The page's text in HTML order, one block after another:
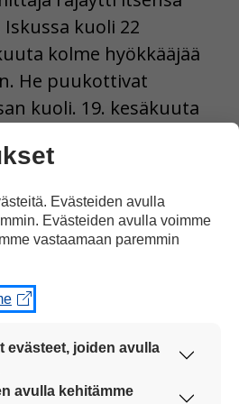
kuoli 22
kolme hyökkääjää
He puukottivat
kuoli. 19. kesäkuuta
Yksi kuoli.
Evästeiden avulla
Evästeiden avulla voimme
vastaamaan paremmin
evästeet, joiden avulla
käytössä, jotta
avulla kehitämme